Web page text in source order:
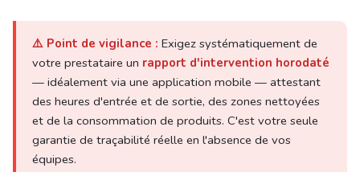
⚠️ Point de vigilance : Exigez systématiquement de
votre prestataire un rapport d'intervention horodaté
— idéalement via une application mobile — attestant
des heures d'entrée et de sortie, des zones nettoyées
et de la consommation de produits. C'est votre seule
garantie de traçabilité réelle en l'absence de vos
équipes.